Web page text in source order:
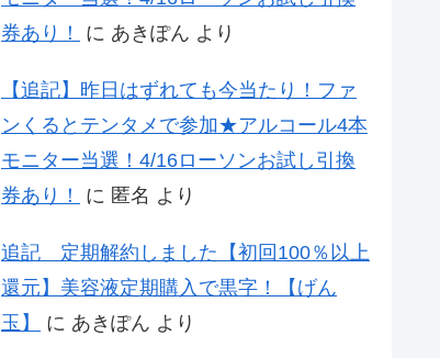
券あり！
に あきぽん より
【追記】昨日はずれても今当たり！ファ
ンくるとテンタメで参加★アルコール4本
モニター当選！4/16ローソンお試し引換
券あり！
に 匿名 より
追記 定期解約しました【初回100％以上
還元】美容液定期購入で黒字！【げん
玉】
に あきぽん より